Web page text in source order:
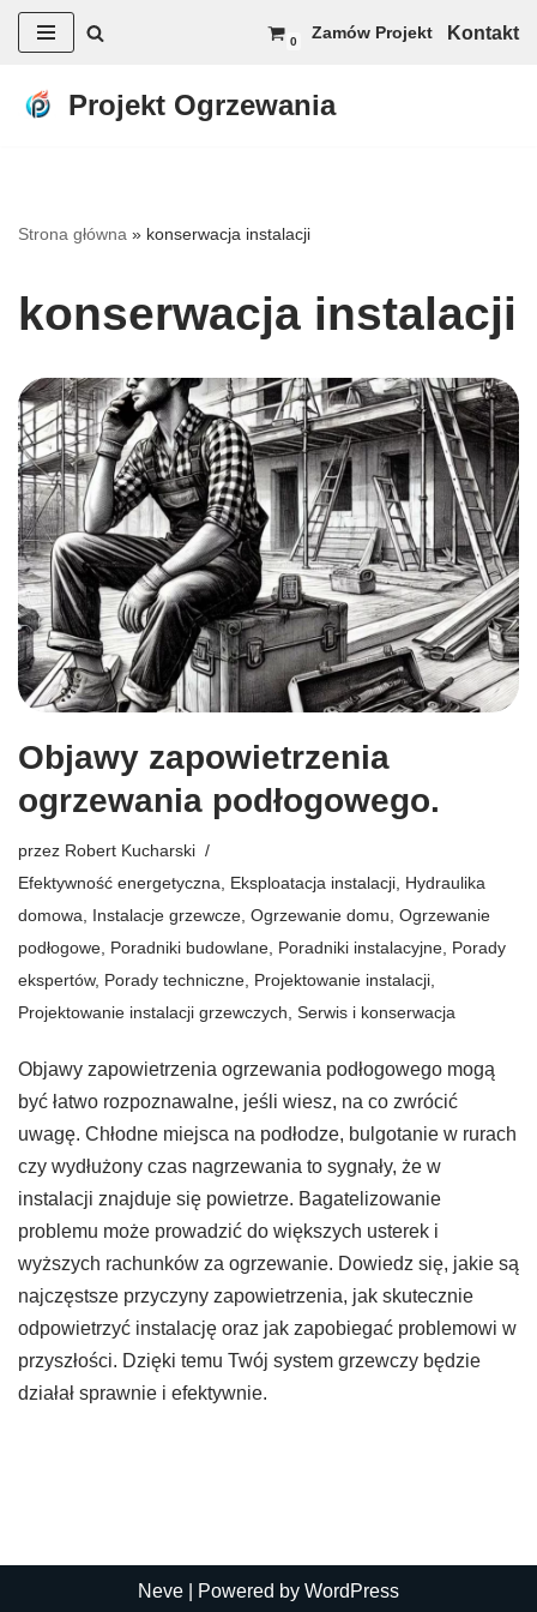
do
0 Zamów Projekt Kontakt
Projekt Ogrzewania
Strona główna » konserwacja instalacji
konserwacja instalacji
Objawy zapowietrzenia
ogrzewania podłogowego.
przez Robert Kucharski
Efektywność energetyczna
Eksploatacja instalacji Hydraulika
domowa
Instalacje grzewcze Ogrzewanie domu Ogrzewanie
podłogowe Poradniki budowlane Poradniki instalacyjne Porady
ekspertów, Porady techniczne Projektowanie instalacji
Projektowanie instalacji grzewczych Serwis i konserwacja
Objawy zapowietrzenia ogrzewania podłogowego mogą
być łatwo rozpoznawalne, jeśli wiesz, na co zwrócić
uwagę. Chłodne miejsca na podłodze, bulgotanie w rurach
czy wydłużony czas nagrzewania to sygnały, że w
instalacji znajduje się powietrze. Bagatelizowanie
problemu może prowadzić do większych usterek i
wyższych rachunków za ogrzewanie. Dowiedz się, jakie są
najczęstsze przyczyny zapowietrzenia, jak skutecznie
odpowietrzyć instalację oraz jak zapobiegać problemowi w
przyszłości. Dzięki temu Twój system grzewczy będzie
działał sprawnie i efektywnie.
Neve | Powered by WordPress